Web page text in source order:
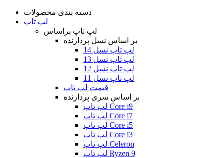
دسته بندی محصولات
لپ تاپ
لپ تاپ براساس
بر اساس نسل پردازنده
لپ تاپ نسل 14
لپ تاپ نسل 13
لپ تاپ نسل 12
لپ تاپ نسل 11
قیمت لپ تاپ
بر اساس سری پردازنده
لپ تاپ Core i9
لپ تاپ Core i7
لپ تاپ Core i5
لپ تاپ Core i3
لپ تاپ Celeron
لپ تاپ Ryzen 9